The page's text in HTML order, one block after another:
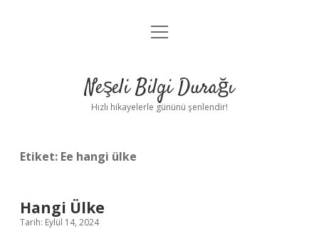
Anasayfa
Yasal Uyarı
menüyü
Neşeli Bilgi Durağı
Hızlı hikayelerle gününü şenlendir!
Etiket: Ee hangi ülke
Hangi Ülke
Tarih: Eylül 14, 2024